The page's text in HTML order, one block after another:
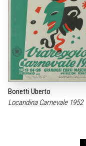
Bonetti Uberto
Locandina Carnevale 1952